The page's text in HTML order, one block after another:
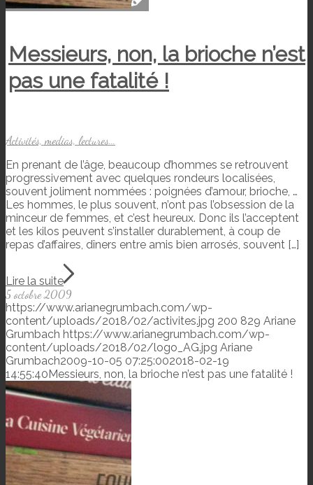
Messieurs, non, la brioche n’est
pas une fatalité !
Activités, medias, lectures...
En prenant de l’âge, beaucoup d’hommes se retrouvent
progressivement avec quelques rondeurs localisées,
souvent joliment nommées : poignées d’amour, brioche, …
Les hommes, le plus souvent, n’ont pas l’obsession de la
minceur de femmes, et c’est heureux. Donc ils l’acceptent
et les kilos peuvent s’installer durablement, à coup de
repas d’affaires, dîners entre amis bien arrosés, souvent […]
Lire la suite
5 octobre 2009
https://www.arianegrumbach.com/wp-
content/uploads/2018/02/activites.jpg 200 829 Ariane
Grumbach https://www.arianegrumbach.com/wp-
content/uploads/2018/02/logo_AG.jpg Ariane
Grumbach2009-10-05 07:25:002018-02-19
14:55:40 Messieurs, non, la brioche n’est pas une fatalité !